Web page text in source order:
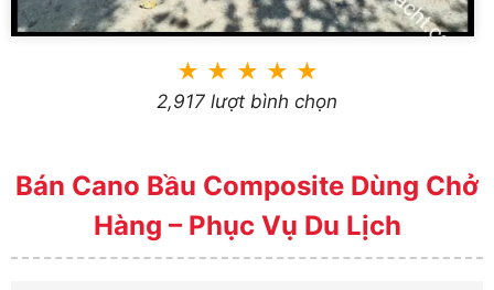
★ ★ ★ ★ ★
2,917 lượt bình chọn
Bán Cano Bầu Composite Dùng Chở
Hàng – Phục Vụ Du Lịch